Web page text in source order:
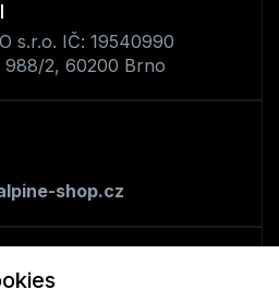
s.r.o. IČ: 19540990
988/2, 60200 Brno
shop.cz